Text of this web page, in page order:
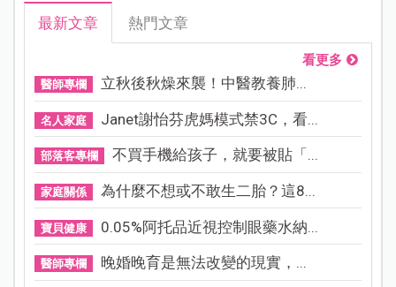
最新文章 熱門文章
看更多
醫師專欄 立秋後秋燥來襲！中醫教養肺...
名人家庭 Janet謝怡芬虎媽模式禁3C，看...
部落客專欄 不買手機給孩子，就要被貼「...
家庭關係 為什麼不想或不敢生二胎？這8...
寶貝健康 0.05%阿托品近視控制眼藥水納...
醫師專欄 晚婚晚育是無法改變的現實，...